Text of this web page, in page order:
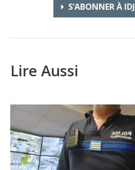
S’ABONNER À IDJ
Lire Aussi